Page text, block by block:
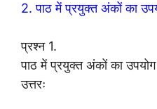
2. पाठ में प्रयुक्त अंकों का
प्रश्न 1.
पाठ में प्रयुक्त अंकों का
उत्तरः